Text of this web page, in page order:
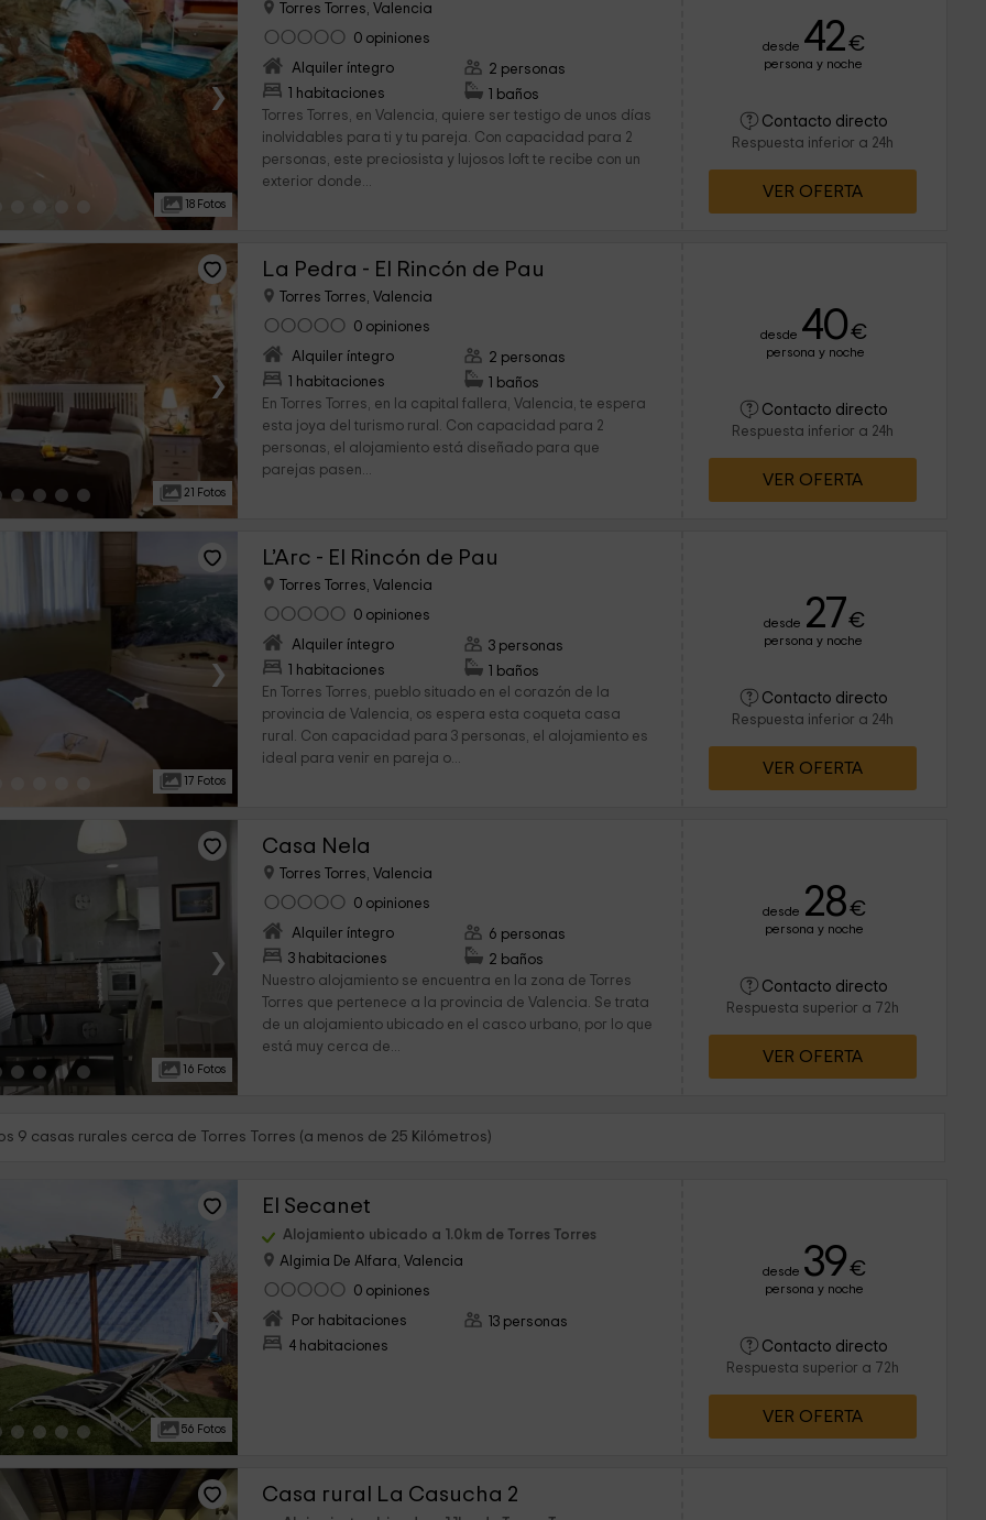
›
18 Fotos
Torres Torres, Valencia
0 opiniones
Alquiler íntegro
1 habitaciones
2 personas
1 baños
Torres Torres, en Valencia, quiere ser testigo de unos días
inolvidables para ti y tu pareja. Con capacidad para 2
personas, este preciosista y lujosos loft te recibe con un
exterior donde...
desde 42€
persona y noche
Contacto directo
Respuesta inferior a 24h
VER OFERTA
›
21 Fotos
La Pedra - El Rincón de Pau
Torres Torres, Valencia
0 opiniones
Alquiler íntegro
1 habitaciones
2 personas
1 baños
En Torres Torres, en la capital fallera, Valencia, te espera
esta joya del turismo rural. Con capacidad para 2
personas, el alojamiento está diseñado para que
parejas pasen...
desde 40€
persona y noche
Contacto directo
Respuesta inferior a 24h
VER OFERTA
›
17 Fotos
L’Arc - El Rincón de Pau
Torres Torres, Valencia
0 opiniones
Alquiler íntegro
1 habitaciones
3 personas
1 baños
En Torres Torres, pueblo situado en el corazón de la
provincia de Valencia, os espera esta coqueta casa
rural. Con capacidad para 3 personas, el alojamiento es
ideal para venir en pareja o...
desde 27€
persona y noche
Contacto directo
Respuesta inferior a 24h
VER OFERTA
›
16 Fotos
Casa Nela
Torres Torres, Valencia
0 opiniones
Alquiler íntegro
3 habitaciones
6 personas
2 baños
Nuestro alojamiento se encuentra en la zona de Torres
Torres que pertenece a la provincia de Valencia. Se trata
de un alojamiento ubicado en el casco urbano, por lo que
está muy cerca de...
desde 28€
persona y noche
Contacto directo
Respuesta superior a 72h
VER OFERTA
9 casas rurales cerca de Torres Torres (a menos de 25 Kilómetros)
›
56 Fotos
El Secanet
Alojamiento ubicado a 1.0km de Torres Torres
Algimia De Alfara, Valencia
0 opiniones
Por habitaciones
4 habitaciones
13 personas
desde 39€
persona y noche
Contacto directo
Respuesta superior a 72h
VER OFERTA
Casa rural La Casucha 2